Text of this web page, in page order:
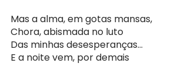
Mas a alma, em gotas mansas,
Chora, abismada no luto
Das minhas desesperanças…
E a noite vem, por demais